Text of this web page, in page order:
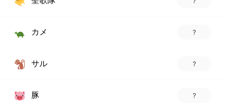
カメ ?
サル ?
豚 ?